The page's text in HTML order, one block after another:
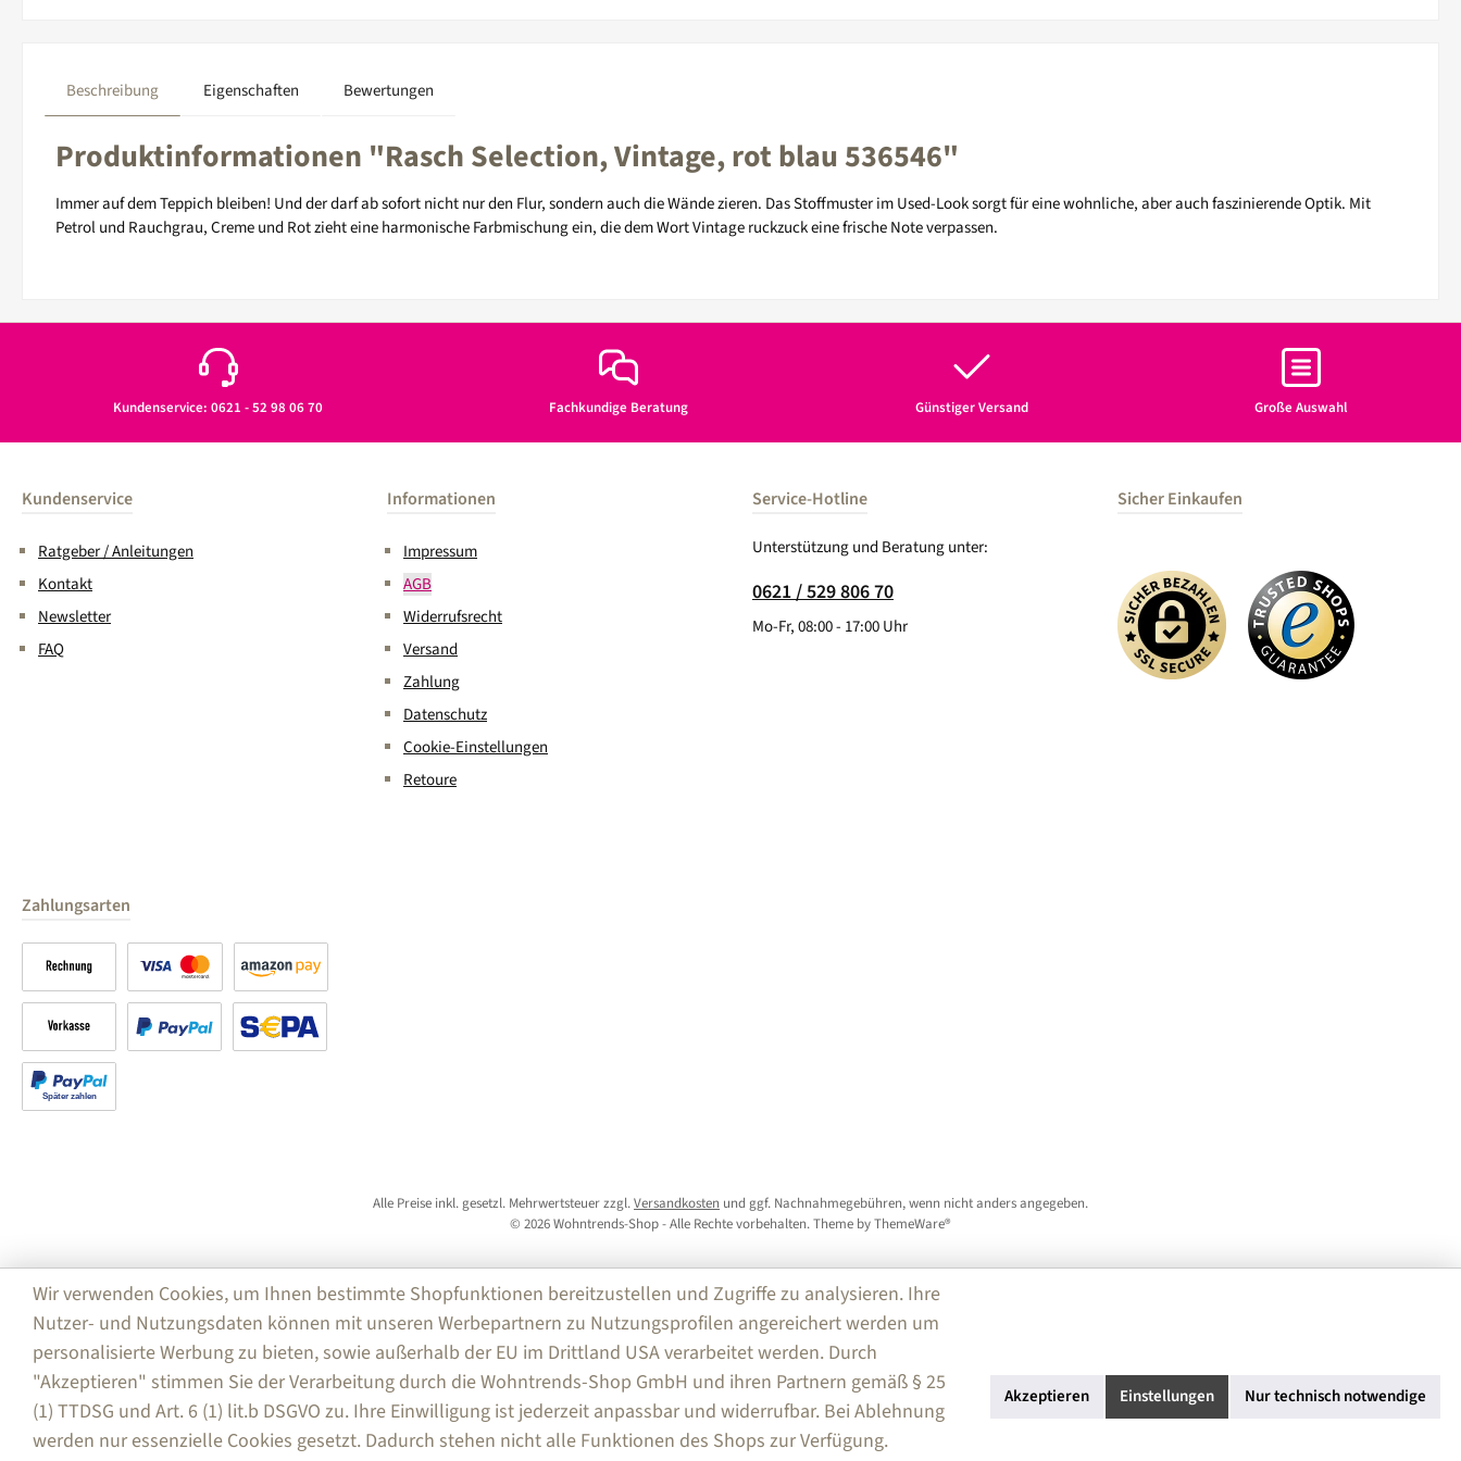
Beschreibung Eigenschaften Bewertungen
Produktinformationen "Rasch Selection, Vintage, rot blau 536546"
Immer auf dem Teppich bleiben! Und der darf ab sofort nicht nur den Flur, sondern auch die Wände zieren. Das Stoffmuster im Used-Look sorgt für eine wohnliche, aber auch faszinierende Optik. Mit
Petrol und Rauchgrau, Creme und Rot zieht eine harmonische Farbmischung ein, die dem Wort Vintage ruckzuck eine frische Note verpassen.
Kundenservice: 0621 - 52 98 06 70 Fachkundige Beratung Günstiger Versand Große Auswahl
Kundenservice
Ratgeber / Anleitungen
Kontakt
Newsletter
FAQ
Informationen
Impressum
AGB
Widerrufsrecht
Versand
Zahlung
Datenschutz
Cookie-Einstellungen
Retoure
Service-Hotline
Unterstützung und Beratung unter:
0621 / 529 806 70
Mo-Fr, 08:00 - 17:00 Uhr
Sicher Einkaufen
Zahlungsarten
Kreditkarte Amazon Pay
Vorkasse
Rechnung
Alle Preise inkl. gesetzl. Mehrwertsteuer zzgl.Versandkosten und ggf. Nachnahmegebühren, wenn nicht anders angegeben.
© 2026 Wohntrends-Shop - Alle Rechte vorbehalten. Theme byThemeWare®
Wir verwenden Cookies, um Ihnen bestimmte Shopfunktionen bereitzustellen und Zugriffe zu analysieren. Ihre
Nutzer- und Nutzungsdaten können mit unseren Werbepartnern zu Nutzungsprofilen angereichert werden um
personalisierte Werbung zu bieten, sowie außerhalb der EU im Drittland USA verarbeitet werden. Durch
"Akzeptieren" stimmen Sie der Verarbeitung durch die Wohntrends-Shop GmbH und ihren Partnern gemäß § 25
(1) TTDSG und Art. 6 (1) lit.b DSGVO zu. Ihre Einwilligung ist jederzeit anpassbar und widerrufbar. Bei Ablehnung
werden nur essenzielle Cookies gesetzt. Dadurch stehen nicht alle Funktionen des Shops zur Verfügung.
Akzeptieren Einstellungen Nur technisch notwendige